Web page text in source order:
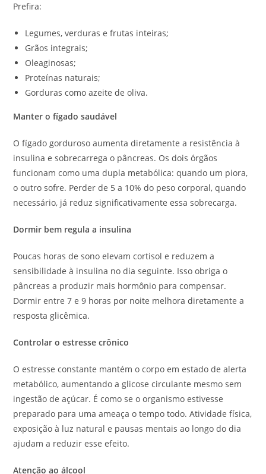
Prefira:
Legumes, verduras e frutas inteiras;
Grãos integrais;
Oleaginosas;
Proteínas naturais;
Gorduras como azeite de oliva.
Manter o fígado saudável
O fígado gorduroso aumenta diretamente a resistência à
insulina e sobrecarrega o pâncreas. Os dois órgãos
funcionam como uma dupla metabólica: quando um piora,
o outro sofre. Perder de 5 a 10% do peso corporal, quando
necessário, já reduz significativamente essa sobrecarga.
Dormir bem regula a insulina
Poucas horas de sono elevam cortisol e reduzem a
sensibilidade à insulina no dia seguinte. Isso obriga o
pâncreas a produzir mais hormônio para compensar.
Dormir entre 7 e 9 horas por noite melhora diretamente a
resposta glicêmica.
Controlar o estresse crônico
O estresse constante mantém o corpo em estado de alerta
metabólico, aumentando a glicose circulante mesmo sem
ingestão de açúcar. É como se o organismo estivesse
preparado para uma ameaça o tempo todo. Atividade física,
exposição à luz natural e pausas mentais ao longo do dia
ajudam a reduzir esse efeito.
Atenção ao álcool